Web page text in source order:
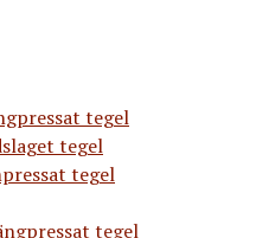
tegel
tegel
tegel
tegel